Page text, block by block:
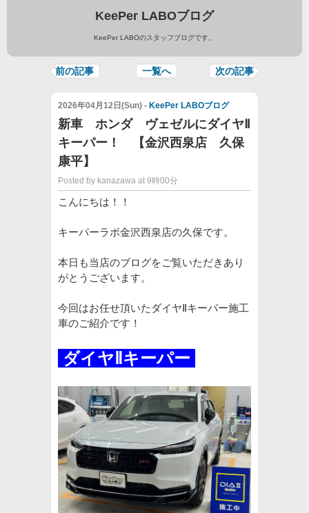
KeePer LABOブログ
KeePer LABOのスタッフブログです。
前の記事 一覧へ 次の記事
2026年04月12日(Sun) - KeePer LABOブログ
新車 ホンダ ヴェゼルにダイヤⅡ
キーパー！ 【金沢西泉店 久保
康平】
Posted by kanazawa at 9時00分
こんにちは！！
キーパーラボ金沢西泉店の久保です。
本日も当店のブログをご覧いただきあり
がとうございます。
今回はお任せ頂いたダイヤⅡキーパー施工
車のご紹介です！
ダイヤ Ⅱキーパー